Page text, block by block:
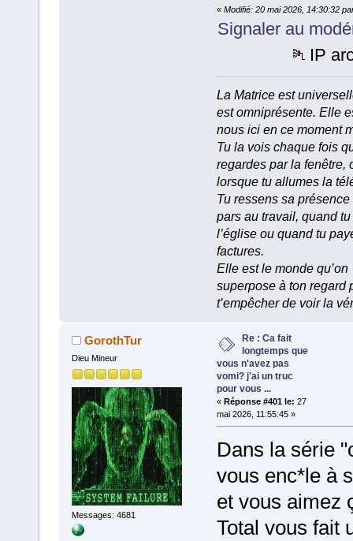
« Modifié: 20 mai 2026, 14:30:32
Signaler au
IP
La Matrice est
est omniprésente. Elle
nous ici en ce moment
Tu la vois chaque fois
regardes par la fenêtre,
lorsque tu allumes la
Tu ressens sa
pars au travail, quand
l’église ou quand tu
factures.
Elle est le monde qu’on
superpose à ton regard
t’empêcher de voir la
GorothTur
Dieu Mineur
Messages: 4681
Re : Ca fait
longtemps que
vous n'avez pas
vomi? j'ai un truc
pour vous ...
« Réponse #401 le: 27
mai 2026, 11:55:45 »
Dans la série
vous enc*le à
et vous aimez
Total vous fait